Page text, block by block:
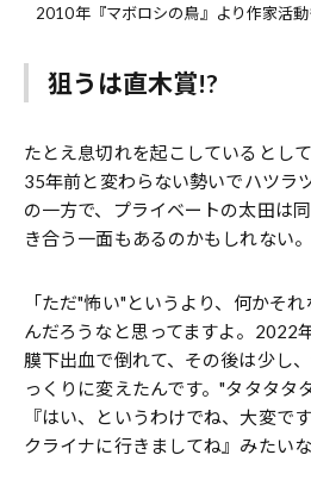
2010年『マボロシの鳥』より作家活動
狙うは直木賞!?
たとえ息切れを起こしているとし
35年前と変わらない勢いでハツラ
の一方で、プライベートの太田は
き合う一面もあるのかもしれない。
「ただ"怖い"というより、何かそ
んだろうなと思ってますよ。2022
膜下出血で倒れて、その後は少し
っくりに変えたんです。"タタタタ
『はい、というわけでね、大変で
クライナに行きましてね』みたい